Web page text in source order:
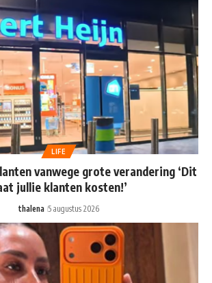
LIFE
vanwege grote verandering ‘Dit
jullie klanten kosten!’
thalena 5 augustus 2026